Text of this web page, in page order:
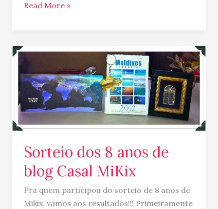
Read More »
Sorteio dos 8 anos de
blog Casal MiKix
Pra quem participou do sorteio de 8 anos de
Mikix, vamos aos resultados!!! Primeiramente
Sorteio
dos
8
anos
de
blog
Casal